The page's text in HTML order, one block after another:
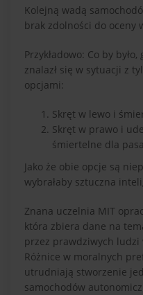
Kolejną wadą
brak zdolności do oceny
Przykładowo: Co by
znalazł się w sytuacji z
opcjami:
Skręt w lewo i
Skręt w prawo i
śmiertelne dla
Jako że obie opcje są
wybrałaby sztuczna
Znana uczelnia MIT
która zbiera dane na
przez prawdziwych ludzi
Różnice w moralnych
utrudniają stworzenie
samochodów